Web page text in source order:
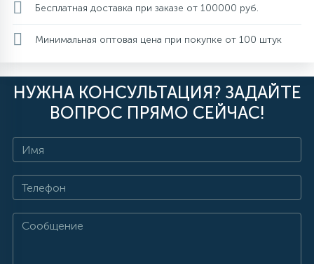
Бесплатная доставка при заказе от 100000 руб.
Минимальная оптовая цена при покупке от 100 штук
НУЖНА КОНСУЛЬТАЦИЯ? ЗАДАЙТЕ
ВОПРОС ПРЯМО СЕЙЧАС!